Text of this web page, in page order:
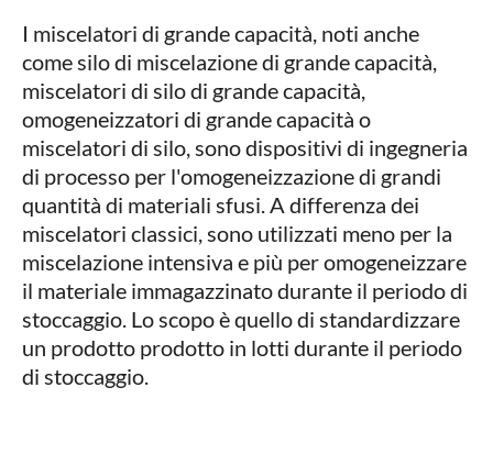
I miscelatori di grande capacità, noti anche
come silo di miscelazione di grande capacità,
miscelatori di silo di grande capacità,
omogeneizzatori di grande capacità o
miscelatori di silo, sono dispositivi di ingegneria
di processo per l'omogeneizzazione di grandi
quantità di materiali sfusi. A differenza dei
miscelatori classici, sono utilizzati meno per la
miscelazione intensiva e più per omogeneizzare
il materiale immagazzinato durante il periodo di
stoccaggio. Lo scopo è quello di standardizzare
un prodotto prodotto in lotti durante il periodo
di stoccaggio.